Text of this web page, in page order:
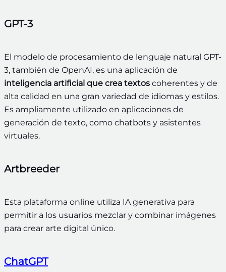
GPT-3
El modelo de procesamiento de lenguaje natural GPT-
3, también de OpenAI, es una aplicación de
inteligencia artificial que crea textos coherentes y de
alta calidad en una gran variedad de idiomas y estilos.
Es ampliamente utilizado en aplicaciones de
generación de texto, como chatbots y asistentes
virtuales.
Artbreeder
Esta plataforma online utiliza IA generativa para
permitir a los usuarios mezclar y combinar imágenes
para crear arte digital único.
ChatGPT